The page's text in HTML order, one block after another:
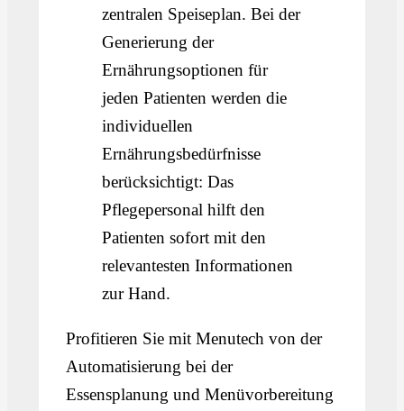
zentralen Speiseplan. Bei der
Generierung der
Ernährungsoptionen für
jeden Patienten werden die
individuellen
Ernährungsbedürfnisse
berücksichtigt: Das
Pflegepersonal hilft den
Patienten sofort mit den
relevantesten Informationen
zur Hand.
Profitieren Sie mit Menutech von der
Automatisierung bei der
Essensplanung und Menüvorbereitung